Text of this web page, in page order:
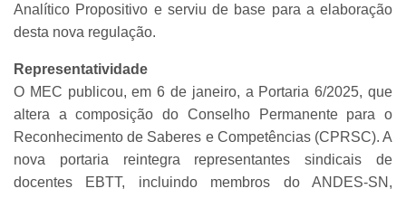
Analítico Propositivo e serviu de base para a elaboração
desta nova regulação.
Representatividade
O MEC publicou, em 6 de janeiro, a Portaria 6/2025, que
altera a composição do Conselho Permanente para o
Reconhecimento de Saberes e Competências (CPRSC). A
nova portaria reintegra representantes sindicais de
docentes EBTT, incluindo membros do ANDES-SN,